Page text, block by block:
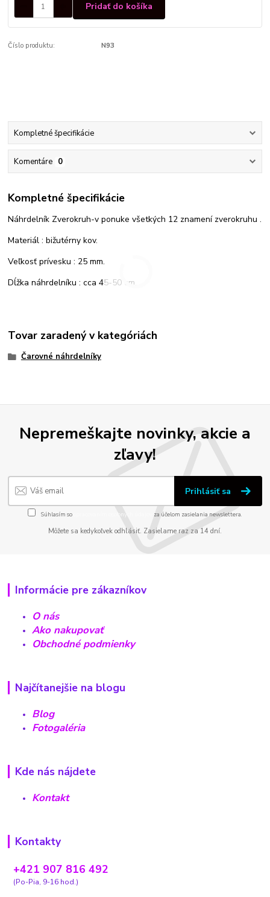
Pridať do košíka
Číslo produktu: N93
Kompletné špecifikácie
Komentáre 0
Kompletné špecifikácie
Náhrdelník Zverokruh-v ponuke všetkých 12 znamení zverokruhu .
Materiál : bižutérny kov.
Veľkosť prívesku : 25 mm.
Dĺžka náhrdelníku : cca 45-50 cm.
Tovar zaradený v kategóriách
Čarovné náhrdelníky
Nepremeškajte novinky, akcie a
zľavy!
Prihlásiť sa
Súhlasím so spracovaním osobných údajov za účelom zasielania newslettera.
Môžete sa kedykoľvek odhlásiť. Zasielame raz za 14 dní.
Informácie pre zákazníkov
O nás
Ako nakupovať
Obchodné podmienky
Najčítanejšie na blogu
Blog
Fotogaléria
Kde nás nájdete
Kontakt
Kontakty
+421 907 816 492
(Po-Pia, 9-16 hod.)